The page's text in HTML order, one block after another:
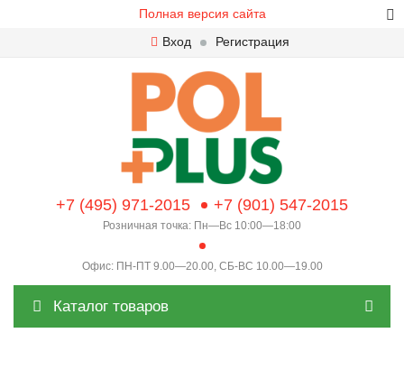
Полная версия сайта
Вход
Регистрация
+7 (495) 971-2015 +7 (901) 547-2015
Розничная точка: Пн—Вс 10:00—18:00
Офис: ПН-ПТ 9.00—20.00, СБ-ВС 10.00—19.00
Каталог товаров